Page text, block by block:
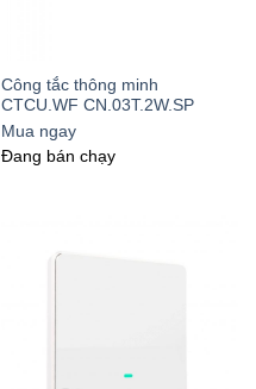
Công tắc thông minh
CTCU.WF CN.03T.2W.SP
Mua ngay
Đang bán chạy